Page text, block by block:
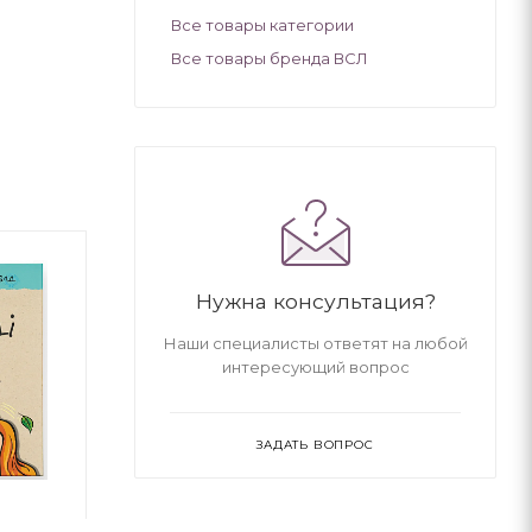
Все товары категории
Все товары бренда ВСЛ
Нужна консультация?
Наши специалисты ответят на любой
интересующий вопрос
ЗАДАТЬ ВОПРОС